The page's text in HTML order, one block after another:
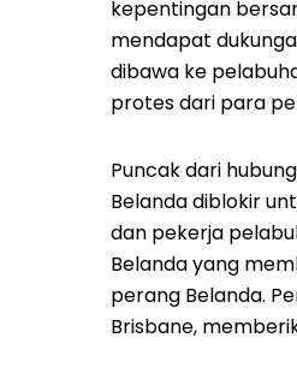
kepentingan
mendapat
dibawa ke
protes dari para
Puncak dari
Belanda diblokir
dan pekerja
Belanda yang
perang Belanda.
Brisbane,